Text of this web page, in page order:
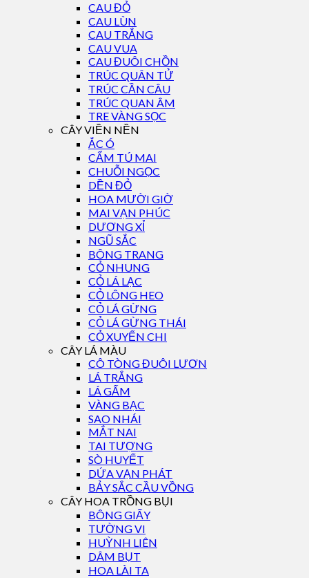
CAU ĐỎ
CAU LÙN
CAU TRẮNG
CAU VUA
CAU ĐUÔI CHỒN
TRÚC QUÂN TỬ
TRÚC CẦN CÂU
TRÚC QUAN ÂM
TRE VÀNG SỌC
CÂY VIỀN NỀN
ẮC Ó
CẨM TÚ MAI
CHUỖI NGỌC
DỀN ĐỎ
HOA MƯỜI GIỜ
MAI VẠN PHÚC
DƯƠNG XỈ
NGŨ SẮC
BÔNG TRANG
CỎ NHUNG
CỎ LÁ LẠC
CỎ LÔNG HEO
CỎ LÁ GỪNG
CỎ LÁ GỪNG THÁI
CỎ XUYẾN CHI
CÂY LÁ MÀU
CÔ TÒNG ĐUÔI LƯƠN
LÁ TRẮNG
LÁ GẤM
VÀNG BẠC
SAO NHÁI
MẮT NAI
TAI TƯỢNG
SÒ HUYẾT
DỨA VẠN PHÁT
BẢY SẮC CẦU VỒNG
CÂY HOA TRỒNG BỤI
BÔNG GIẤY
TƯỜNG VI
HUỲNH LIÊN
DÂM BỤT
HOA LÀI TA